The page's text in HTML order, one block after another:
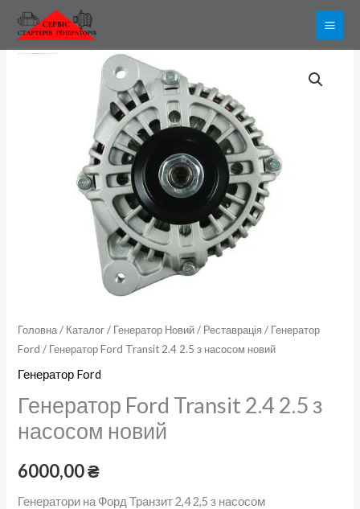
Перейти
вмісту
Головна/ Каталог/ Генератор Новий / Реставрація / Генератор
Ford / Генератор Ford Transit 2.4 2.5 з насосом новий
Генератор Ford
Генератор Ford Transit 2.4 2.5 з
насосом новий
6000,00₴
Генератори на Форд Транзит 2,4 2,5 з насосом